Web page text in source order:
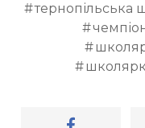
тернопільська